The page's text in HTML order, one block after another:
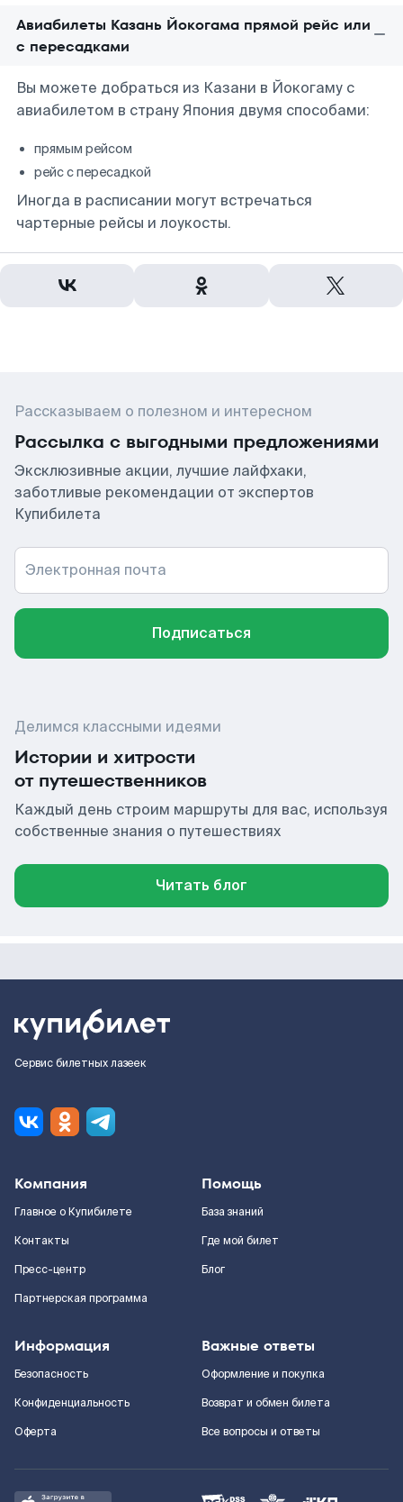
Авиабилеты Казань Йокогама прямой рейс или
с пересадками
Вы можете добраться из Казани в Йокогаму с
авиабилетом в страну Япония двумя способами:
прямым рейсом
рейс с пересадкой
Иногда в расписании могут встречаться
чартерные рейсы и лоукосты.
Рассказываем о полезном и интересном
Рассылка с выгодными предложениями
Эксклюзивные акции, лучшие лайфхаки,
заботливые рекомендации от экспертов
Купибилета
Электронная почта
Подписаться
Делимся классными идеями
Истории и хитрости
от путешественников
Каждый день строим маршруты для вас, используя
собственные знания о путешествиях
Читать блог
Сервис билетных лазеек
Компания
Главное о Купибилете
Контакты
Пресс-центр
Партнерская программа
Помощь
База знаний
Где мой билет
Блог
Информация
Безопасность
Конфиденциальность
Оферта
Важные ответы
Оформление и покупка
Возврат и обмен билета
Все вопросы и ответы